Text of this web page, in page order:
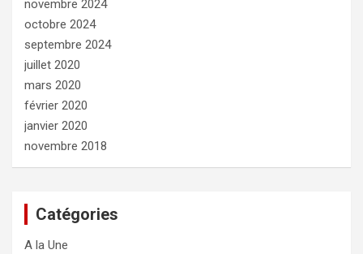
novembre 2024
octobre 2024
septembre 2024
juillet 2020
mars 2020
février 2020
janvier 2020
novembre 2018
Catégories
A la Une